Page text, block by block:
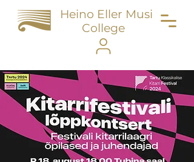
Heino Eller Music
College